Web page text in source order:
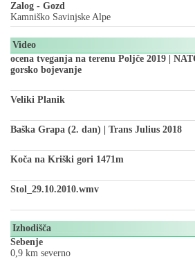
Zalog - Gozd
Kamniško Savinjske Alpe
Video
ocena tveganja na terenu Poljče 2019 |
gorsko bojevanje
Veliki Planik
Baška Grapa (2. dan) | Trans Julius 2018
Koča na Kriški gori 1471m
Stol_29.10.2010.wmv
Izhodišča
Sebenje
0,9 km severno